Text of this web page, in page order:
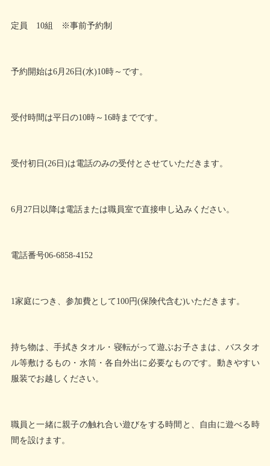
定員 10組 ※事前予約制
予約開始は6月26日(水)10時～です。
受付時間は平日の10時～16時までです。
受付初日(26日)は電話のみの受付とさせていただきます。
6月27日以降は電話または職員室で直接申し込みください。
電話番号06-6858-4152
1家庭につき、参加費として100円(保険代含む)いただきます。
持ち物は、手拭きタオル・寝転がって遊ぶお子さまは、バスタオ
ル等敷けるもの・水筒・各自外出に必要なものです。動きやすい
服装でお越しください。
職員と一緒に親子の触れ合い遊びをする時間と、自由に遊べる時
間を設けます。